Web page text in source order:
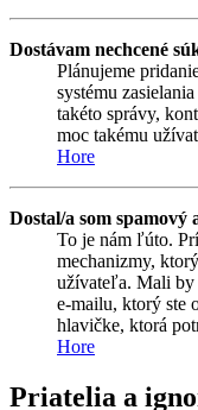
Dostávam nechcené
Plánujeme
systému
takéto správy,
moc takému
Hore
Dostal/a som
To je nám ľúto.
mechanizmy,
užívateľa. Mali by
e-mailu, ktorý ste
hlavičke, ktorá
Hore
Priatelia a